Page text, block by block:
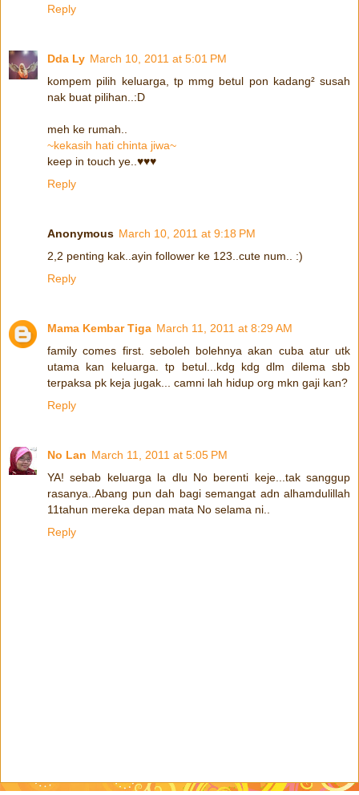
Reply
Dda Ly March 10, 2011 at 5:01 PM
kompem pilih keluarga, tp mmg betul pon kadang² susah
nak buat pilihan..:D
meh ke rumah..
~kekasih hati chinta jiwa~
keep in touch ye..♥♥♥
Reply
Anonymous March 10, 2011 at 9:18 PM
2,2 penting kak..ayin follower ke 123..cute num.. :)
Reply
Mama Kembar Tiga March 11, 2011 at 8:29 AM
family comes first. seboleh bolehnya akan cuba atur utk
utama kan keluarga. tp betul...kdg kdg dlm dilema sbb
terpaksa pk keja jugak... camni lah hidup org mkn gaji kan?
Reply
No Lan March 11, 2011 at 5:05 PM
YA! sebab keluarga la dlu No berenti keje...tak sanggup
rasanya..Abang pun dah bagi semangat adn alhamdulillah
11tahun mereka depan mata No selama ni..
Reply